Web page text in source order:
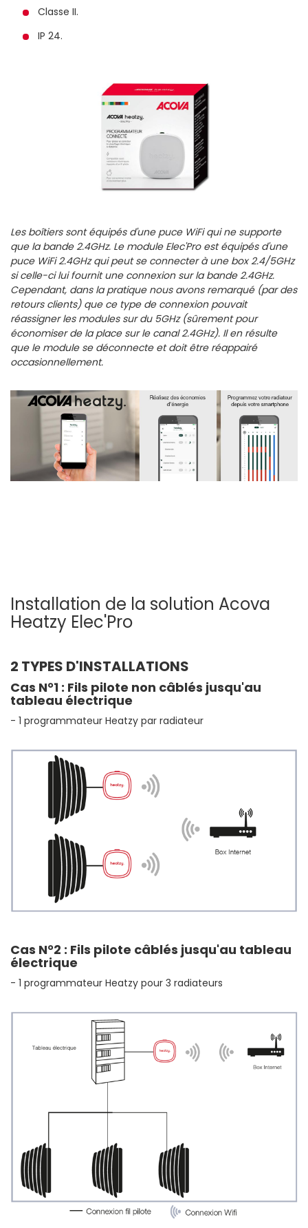
Classe II.
IP 24.
Les boîtiers sont équipés d'une puce WiFi qui ne supporte
que la bande 2.4GHz. Le module Elec'Pro est équipés d'une
puce WiFi 2.4GHz qui peut se connecter à une box 2.4/5GHz
si celle-ci lui fournit une connexion sur la bande 2.4GHz.
Cependant, dans la pratique nous avons remarqué (par des
retours clients) que ce type de connexion pouvait
réassigner les modules sur du 5GHz (sûrement pour
économiser de la place sur le canal 2.4GHz). Il en résulte
que le module se déconnecte et doit être réappairé
occasionnellement.
Installation de la solution Acova
Heatzy Elec'Pro
2 TYPES D'INSTALLATIONS
Cas N°1 : Fils pilote non câblés jusqu'au
tableau électrique
- 1 programmateur Heatzy par radiateur
Cas N°2 : Fils pilote câblés jusqu'au tableau
électrique
- 1 programmateur Heatzy pour 3 radiateurs